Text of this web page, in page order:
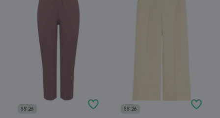
SS'26 SS'26